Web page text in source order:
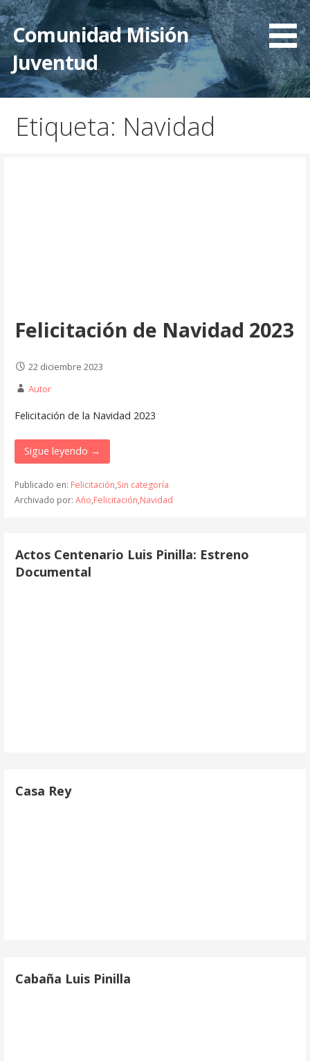
Saltar
al
contenido
Comunidad Misión
Juventud
Etiqueta: Navidad
Felicitación de Navidad 2023
22 diciembre 2023
Autor
Felicitación de la Navidad 2023
Sigue leyendo →
Publicado en: Felicitación,Sin categoría
Archivado por: Año,Felicitación,Navidad
Actos Centenario Luis Pinilla: Estreno
Documental
Casa Rey
Cabaña Luis Pinilla